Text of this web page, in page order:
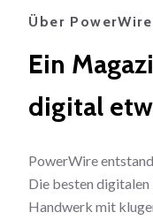
Über PowerWire
Ein
digital
PowerWire
Die besten
Handwerk mit